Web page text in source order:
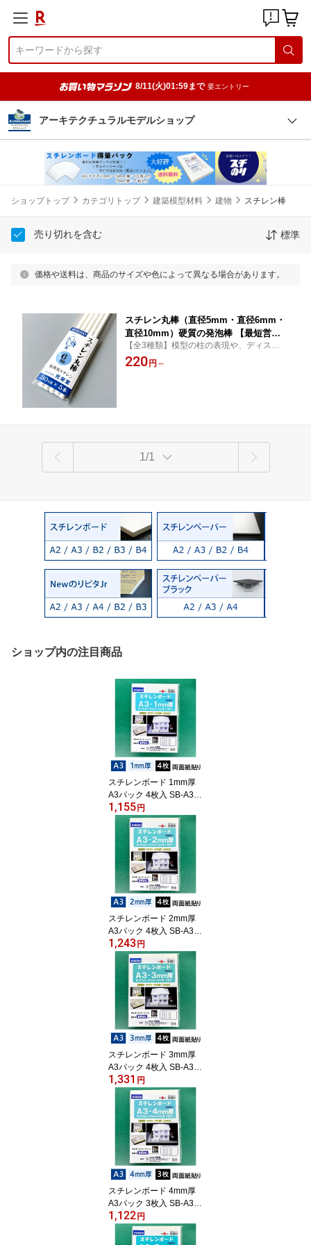
8/11(火)01:59まで 要エントリー
アーキテクチュラルモデルショップ
ショップトップ カテゴリトップ 建築模型材料 建物 スチレン棒
売り切れを含む 標準
価格や送料は、商品のサイズや色によって異なる場合があります。
スチレン丸棒（直径5mm・直径6mm・
直径10mm）硬質の発泡棒 【最短営業
日発送】光栄堂 発泡棒 ホワイト 工作
発泡スチロール 模型材料 建築模型 展示
【全3種類】模型の柱の表現や、ディスプレ
イに最適
220円 ～
1/1
ショップ内の注目商品
スチレンボード 1mm厚
A3パック 4枚入 SB-A3-1
P【最短営業日発送】45
0×300×1mm 光栄堂 発泡
スチロール 板 パネル ボ
ード 発泡ボード 建築模
型 POP ポップ 工作 看板
展示 のりなし 白
1,155円
スチレンボード 2mm厚
A3パック 4枚入 SB-A3-2
P【最短営業日発送】45
0×300×2mm 光栄堂 発泡
スチロール 板 パネル ボ
ード 発泡ボード 建築模
型 POP ポップ 工作 看板
展示 のりなし 白
1,243円
スチレンボード 3mm厚
A3パック 4枚入 SB-A3-3
P【最短営業日発送】45
0×300×3mm 光栄堂 発泡
スチロール 板 パネル ボ
ード 発泡ボード 建築模
型 POP ポップ 工作 看板
展示 のりなし 白
1,331 円
スチレンボード 4mm厚
A3パック 3枚入 SB-A3-4
P【最短営業日発送】45
0×300×4mm 光栄堂 発泡
スチロール 板 パネル ボ
1,122円